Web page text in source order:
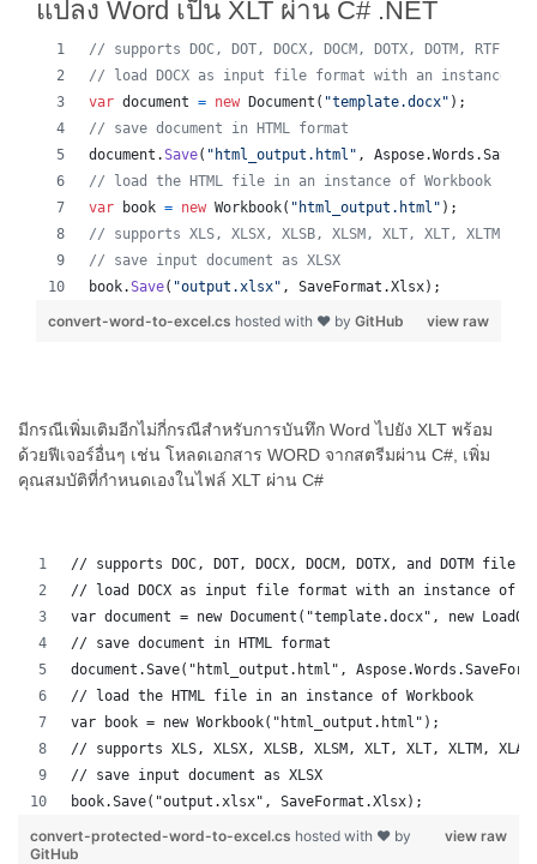
แปลง Word เป็น XLT ผ่าน C# .NET
// supports DOC, DOT, DOCX, DOCM, DOTX, DOTM, RTF,
// load DOCX as input file format with an instance of
var document = new Document ( "template.docx" ) ;
// save document in HTML format
document .Save( "html_output.html" , Aspose.Words .
// load the HTML file in an instance of Workbook
var
book = new Workbook( "html_output.html" ) ;
// supports XLS, XLSX, XLSB, XLSM, XLT, XLT, XLTM,
// save input document as XLSX
book.Save( "output.xlsx" , SaveFormat .Xlsx) ;
view raw
convert-word-to-excel.cs hosted with ❤ by GitHub
มีกรณีเพิ่มเติมอีกไม่กี่กรณีสำหรับการบันทึก Word ไปยัง XLT พร้อม
ด้วยฟีเจอร์อื่นๆ เช่น โหลดเอกสาร WORD จากสตรีมผ่าน C#, เพิ่ม
คุณสมบัติที่กำหนดเองในไฟล์ XLT ผ่าน C#
// supports DOC, DOT, DOCX, DOCM, DOTX, and DOTM file
// load DOCX as input file format with an instance of
var document = new Document("template.docx", new
// save document in HTML format
document.Save("html_output.html",
// load the HTML file in an instance of Workbook
var book = new Workbook("html_output.html");
// supports XLS, XLSX, XLSB, XLSM, XLT, XLT, XLTM,
// save input document as XLSX
book.Save("output.xlsx", SaveFormat.Xlsx);
view raw
convert-protected-word-to-excel.cs hosted with ❤ by
GitHub